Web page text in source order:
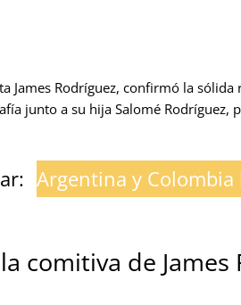
James Rodríguez, confirmó la
junto a su hija Salomé Rodríguez,
Argentina y Colombia
comitiva de James